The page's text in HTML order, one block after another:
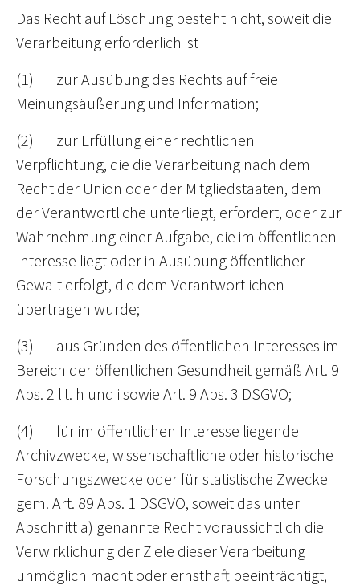
Das Recht auf Löschung besteht nicht, soweit die
Verarbeitung erforderlich ist
(1) zur Ausübung des Rechts auf freie
Meinungsäußerung und Information;
(2) zur Erfüllung einer rechtlichen
Verpflichtung, die die Verarbeitung nach dem
Recht der Union oder der Mitgliedstaaten, dem
der Verantwortliche unterliegt, erfordert, oder zur
Wahrnehmung einer Aufgabe, die im öffentlichen
Interesse liegt oder in Ausübung öffentlicher
Gewalt erfolgt, die dem Verantwortlichen
übertragen wurde;
(3) aus Gründen des öffentlichen Interesses im
Bereich der öffentlichen Gesundheit gemäß Art. 9
Abs. 2 lit. h und i sowie Art. 9 Abs. 3 DSGVO;
(4) für im öffentlichen Interesse liegende
Archivzwecke, wissenschaftliche oder historische
Forschungszwecke oder für statistische Zwecke
gem. Art. 89 Abs. 1 DSGVO, soweit das unter
Abschnitt a) genannte Recht voraussichtlich die
Verwirklichung der Ziele dieser Verarbeitung
unmöglich macht oder ernsthaft beeinträchtigt,